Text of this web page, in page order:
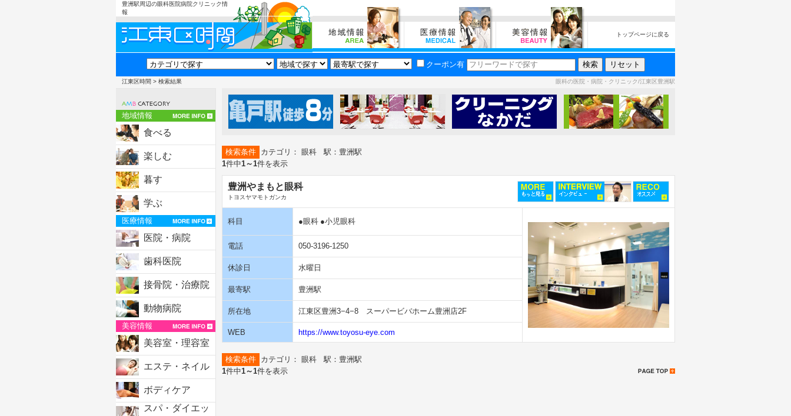
豊洲駅周辺の眼科医院病院クリニック情
報
トップページに戻る
クーポン有
江東区時間 > 検索結果 眼科の医院・病院・クリニック/江東区豊洲駅
地域情報
食べる
楽しむ
暮す
学ぶ
医療情報
医院・病院
歯科医院
接骨院・治療院
動物病院
美容情報
美容室・理容室
エステ・ネイル
ボディケア
スパ・ダイエッ
検索条件 カテゴリ： 眼科 駅：豊洲駅
1件中1～1件を表示
豊洲やまもと眼科
トヨスヤマモトガンカ
科目 ●眼科 ●小児眼科
電話 050-3196-1250
休診日 水曜日
最寄駅 豊洲駅
所在地 江東区豊洲3−4−8 スーパービバホーム豊洲店2F
WEB https://www.toyosu-eye.com
検索条件 カテゴリ： 眼科 駅：豊洲駅
1件中1～1件を表示